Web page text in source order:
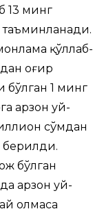
13 минг
қўллаб-
оғир
бўлган 1 минг
арзон уй-
сўмдан
берилди.
бўлган
арзон уй-
олмаса